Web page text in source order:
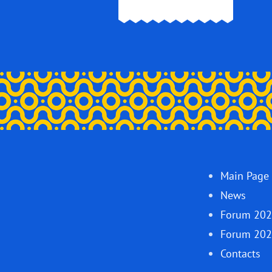
Main Page
News
Forum
Forum
Contacts